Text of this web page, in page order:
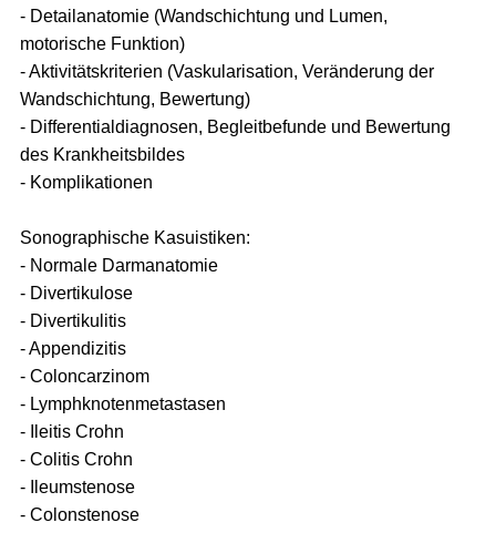
- Detailanatomie (Wandschichtung und Lumen,
motorische Funktion)
- Aktivitätskriterien (Vaskularisation, Veränderung der
Wandschichtung, Bewertung)
- Differentialdiagnosen, Begleitbefunde und Bewertung
des Krankheitsbildes
- Komplikationen
Sonographische Kasuistiken:
- Normale Darmanatomie
- Divertikulose
- Divertikulitis
- Appendizitis
- Coloncarzinom
- Lymphknotenmetastasen
- Ileitis Crohn
- Colitis Crohn
- Ileumstenose
- Colonstenose